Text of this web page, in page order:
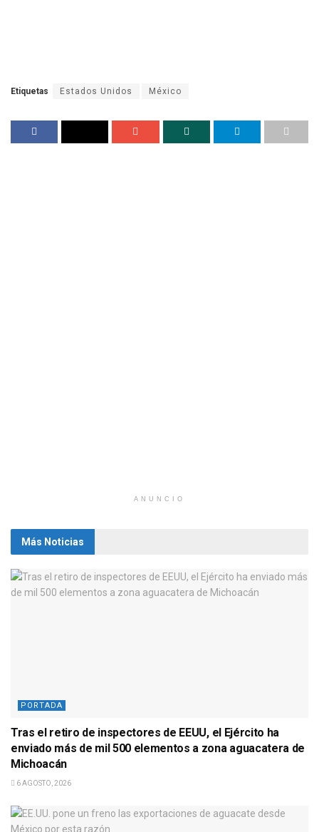
Etiquetas Estados Unidos México
ANUNCIO
Más Noticias
PORTADA
Tras el retiro de inspectores de EEUU, el Ejército ha
enviado más de mil 500 elementos a zona aguacatera de
Michoacán
6 AGOSTO, 2026